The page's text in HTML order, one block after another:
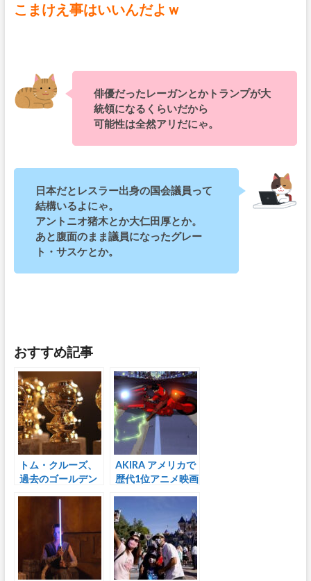
こまけえ事はいいんだよｗ
俳優だったレーガンとかトランプが大
統領になるくらいだから
可能性は全然アリだにゃ。
日本だとレスラー出身の国会議員って
結構いるよにゃ。
アントニオ猪木とか大仁田厚とか。
あと腹面のまま議員になったグレー
ト・サスケとか。
おすすめ記事
トム・クルーズ、
過去のゴールデン
AKIRA アメリカで
歴代1位アニメ映画